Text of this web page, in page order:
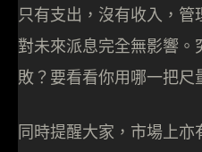
只有支出，沒有收入，管
對未來派息完全無影響
敗？要看看你用哪一把尺
同時提醒大家，市場上